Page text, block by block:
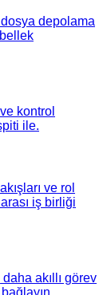
depolama
kontrol
ile.
ve rol
iş birliği
akıllı görev